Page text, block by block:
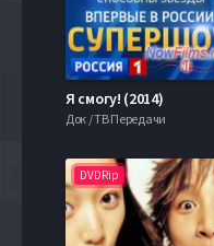
Я смогу! (2014)
Док / ТВ Передачи
DVDRip